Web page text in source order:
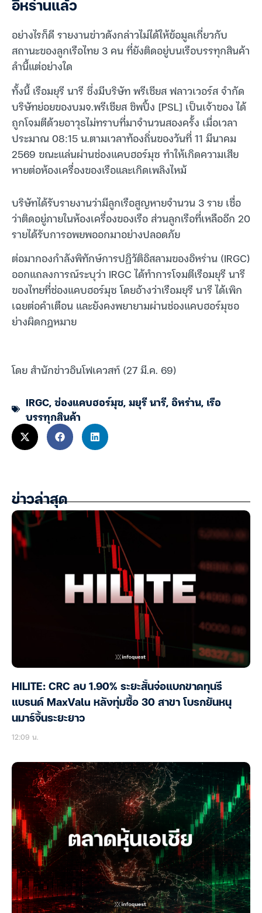
อิหร่านแล้ว
อย่างไรก็ดี รายงานข่าวดังกล่าวไม่ได้ให้ข้อมูลเกี่ยวกับ
สถานะของลูกเรือไทย 3 คน ที่ยังติดอยู่บนเรือบรรทุกสินค้า
ลำนี้แต่อย่างใด
ทั้งนี้ เรือมยุรี นารี ซึ่งมีบริษัท พรีเชียส ฟลาวเวอร์ส จำกัด
บริษัทย่อยของบมจ.พรีเชียส ชิพปิ้ง [PSL] เป็นเจ้าของ ได้
ถูกโจมตีด้วยอาวุธไม่ทราบที่มาจำนวนสองครั้ง เมื่อเวลา
ประมาณ 08:15 น.ตามเวลาท้องถิ่นของวันที่ 11 มีนาคม
2569 ขณะแล่นผ่านช่องแคบฮอร์มุซ ทำให้เกิดความเสีย
หายต่อห้องเครื่องของเรือและเกิดเพลิงไหม้
บริษัทได้รับรายงานว่ามีลูกเรือสูญหายจำนวน 3 ราย เชื่อ
ว่าติดอยู่ภายในห้องเครื่องของเรือ ส่วนลูกเรือที่เหลืออีก 20
รายได้รับการอพยพออกมาอย่างปลอดภัย
ต่อมากองกำลังพิทักษ์การปฏิวัติอิสลามของอิหร่าน (IRGC)
ออกแถลงการณ์ระบุว่า IRGC ได้ทำการโจมตีเรือมยุรี นารี
ของไทยที่ช่องแคบฮอร์มุซ โดยอ้างว่าเรือมยุรี นารี ได้เพิก
เฉยต่อคำเตือน และยังคงพยายามผ่านช่องแคบฮอร์มุซอ
ย่างผิดกฎหมาย
โดย สำนักข่าวอินโฟเควสท์ (27 มี.ค. 69)
IRGC,ช่องแคบฮอร์มุซ,มยุรี นารี,อิหร่าน, เรือ
บรรทุกสินค้า
ข่าวล่าสุด
HILITE: CRC ลบ 1.90% ระยะสั้นจ่อแบกขาดทุนรี
แบรนด์ MaxValu หลังทุ่มซื้อ 30 สาขา โบรกยันหนุ
นมาร์จิ้นระยะยาว
12:09 น.